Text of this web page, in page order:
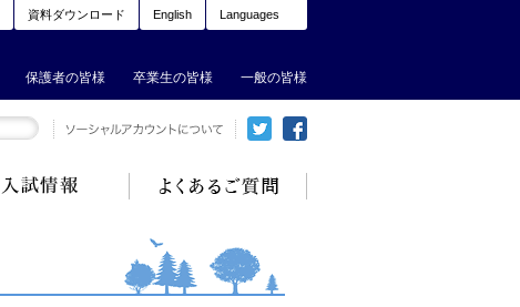
保護者の皆様 卒業生の皆様 一般の皆様
資料ダウンロード English Languages